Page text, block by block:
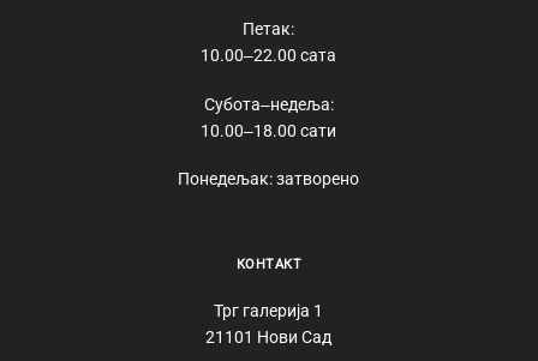
Петак:
10.00‒22.00 сата
Субота‒недеља:
10.00‒18.00 сати
Понедељак: затворено
КОНТАКТ
Трг галерија 1
21101 Нови Сад